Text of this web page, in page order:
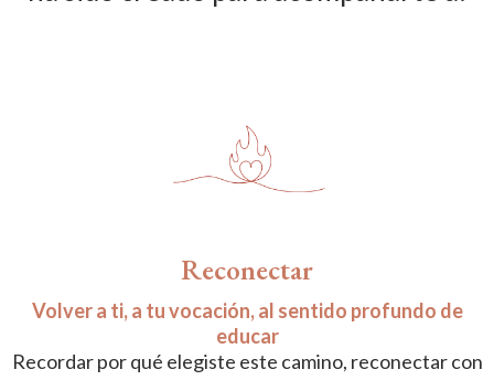
Reconectar
Volver a ti, a tu vocación, al sentido profundo de
educar
Recordar por qué elegiste este camino, reconectar con